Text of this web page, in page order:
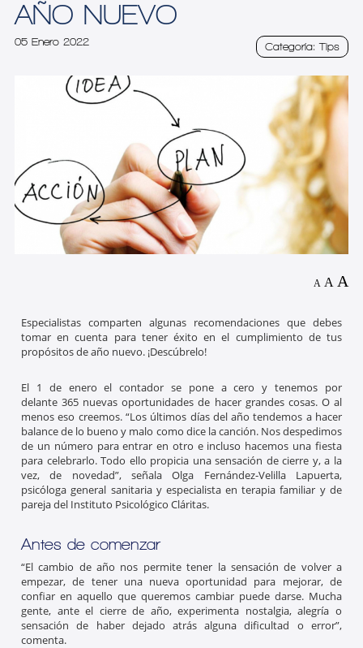
AÑO NUEVO
05 Enero 2022 Categoría: Tips
A A A
Especialistas comparten algunas recomendaciones que debes
tomar en cuenta para tener éxito en el cumplimiento de tus
propósitos de año nuevo. ¡Descúbrelo!
El 1 de enero el contador se pone a cero y tenemos por
delante 365 nuevas oportunidades de hacer grandes cosas. O al
menos eso creemos. “Los últimos días del año tendemos a hacer
balance de lo bueno y malo como dice la canción. Nos despedimos
de un número para entrar en otro e incluso hacemos una fiesta
para celebrarlo. Todo ello propicia una sensación de cierre y, a la
vez, de novedad”, señala Olga Fernández-Velilla Lapuerta,
psicóloga general sanitaria y especialista en terapia familiar y de
pareja del Instituto Psicológico Cláritas.
Antes de comenzar
“El cambio de año nos permite tener la sensación de volver a
empezar, de tener una nueva oportunidad para mejorar, de
confiar en aquello que queremos cambiar puede darse. Mucha
gente, ante el cierre de año, experimenta nostalgia, alegría o
sensación de haber dejado atrás alguna dificultad o error”,
comenta.